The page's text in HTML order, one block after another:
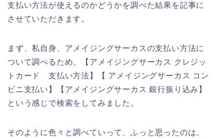
支払い方法が使えるのかどうかを調べた結果を記事に
させていただきます。
まず、私自身、アメイジングサーカスの支払い方法に
ついて調べるため、【アメイジングサーカス クレジッ
トカード 支払い方法】【 アメイジングサーカス コン
ビニ支払い】【アメイジングサーカス 銀行振り込み】
という感じで検索をしてみました。
そのように色々と調べていって、ふっと思ったのは、